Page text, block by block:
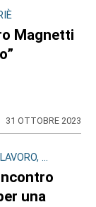
Magnetti
31 OTTOBRE 2023
...
una